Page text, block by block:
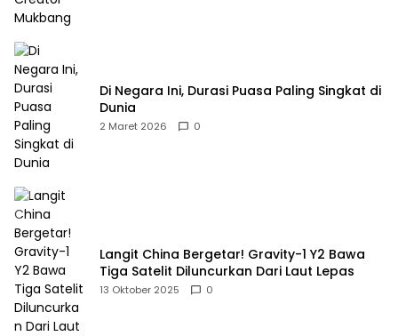
Di Negara Ini, Durasi Puasa Paling Singkat di
Dunia
2 Maret 2026 0
Langit China Bergetar! Gravity-1 Y2 Bawa
Tiga Satelit Diluncurkan Dari Laut Lepas
13 Oktober 2025 0